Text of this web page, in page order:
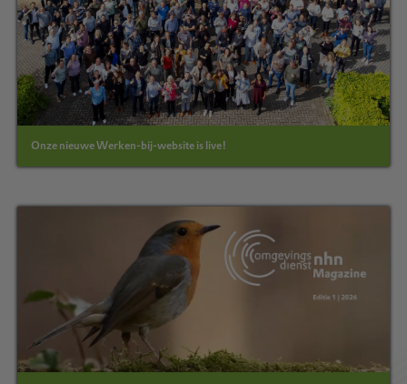
Onze nieuwe Werken-bij-website is live!